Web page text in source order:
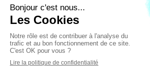
électrique, réseau connecté
Mentions légales